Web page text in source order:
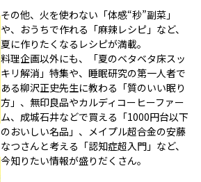
その他、火を使わない「体感“秒”副菜」
や、おうちで作れる「麻辣レシピ」など、
夏に作りたくなるレシピが満載。
料理企画以外にも、「夏のベタベタ床スッ
キリ解消」特集や、睡眠研究の第一人者で
ある柳沢正史先生に教わる「質のいい眠り
方」、無印良品やカルディコーヒーファー
ム、成城石井などで買える「1000円台以下
のおいしい名品」、メイプル超合金の安藤
なつさんと考える「認知症超入門」など、
今知りたい情報が盛りだくさん。